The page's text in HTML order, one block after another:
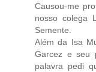
Causou-me
nosso colega
Semente.
Além da Isa
Garcez e seu
palavra pedi